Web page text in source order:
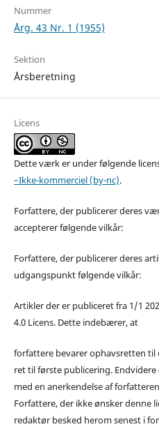
Nummer
Årg. 43 Nr. 1 (1955)
Sektion
Årsberetning
Licens
Dette værk er under følgende
–Ikke-kommerciel (by-nc).
Forfattere, der publicerer deres
accepterer følgende vilkår:
Forfattere, der publicerer deres
udgangspunkt følgende vilkår:
Artikler der er publiceret fra 1/1
4.0 Licens. Dette indebærer, at
forfattere bevarer ophavsretten
ret til første publicering.
med en anerkendelse af
Forfattere, der ikke ønsker denne
redaktør besked herom senest i